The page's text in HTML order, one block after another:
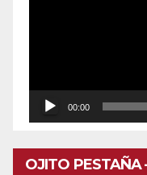
00:00
OJITO PESTAÑA